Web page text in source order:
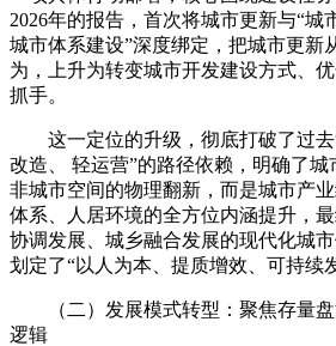
2026年的报告，首次将城市更新与“城
城市体系建设”深度绑定，把城市更新
为，上升为转变城市开发建设方式、
抓手。
这一定位的升级，彻底打破了过去
改造、 轻运营”的路径依赖，明确了
非城市空间的物理翻新，而是城市产
体系、人居环境的全方位内涵提升，
协调发展、城乡融合发展的现代化城
划定了“以人为本、提质增效、可持续
（二）发展模式转型：聚焦存量盘
逻辑